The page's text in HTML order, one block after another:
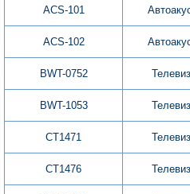
ACS-101
ACS-102
BWT-0752
BWT-1053
CT1471
CT1476